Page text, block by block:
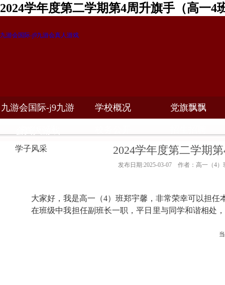
2024学年度第二学期第4周升旗手（高一4
九游会国际-j9九游会真人游戏
九游会国际-j9九游 学校概况 党旗飘飘
学子风采 2024学年度第二学期
发布日期:2025-03-07 作者：高一（4）
大家好，我是高一（4）班郑宇馨，非常荣幸可以担任
在班级中我担任副班长一职，平日里与同学和谐相处